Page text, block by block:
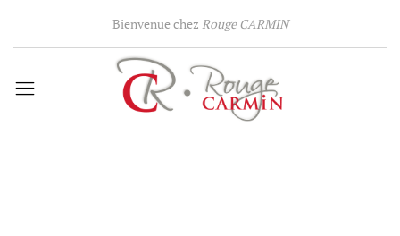
Bienvenue chez Rouge CARMIN